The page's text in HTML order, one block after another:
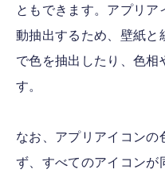
ともできます。アプリア
動抽出するため、壁紙と
で色を抽出したり、色相
す。
なお、アプリアイコンの
ず、すべてのアイコンが